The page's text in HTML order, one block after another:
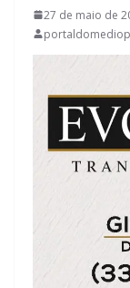
27 de maio de